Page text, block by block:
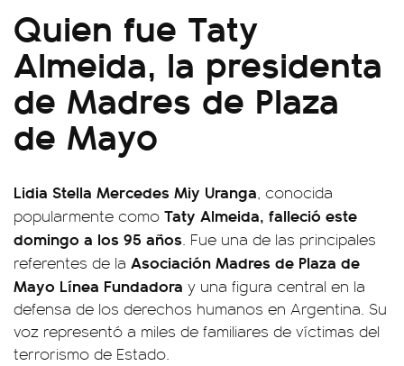
Quien fue Taty
Almeida, la presidenta
de Madres de Plaza
de Mayo
Lidia Stella Mercedes Miy Uranga, conocida
popularmente como Taty Almeida, falleció este
domingo a los 95 años. Fue una de las principales
referentes de la Asociación Madres de Plaza de
Mayo Línea Fundadora y una figura central en la
defensa de los derechos humanos en Argentina. Su
voz representó a miles de familiares de víctimas del
terrorismo de Estado.